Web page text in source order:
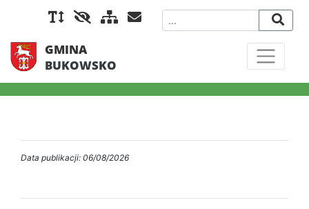
GMINA
BUKOWSKO
Data publikacji: 06/08/2026